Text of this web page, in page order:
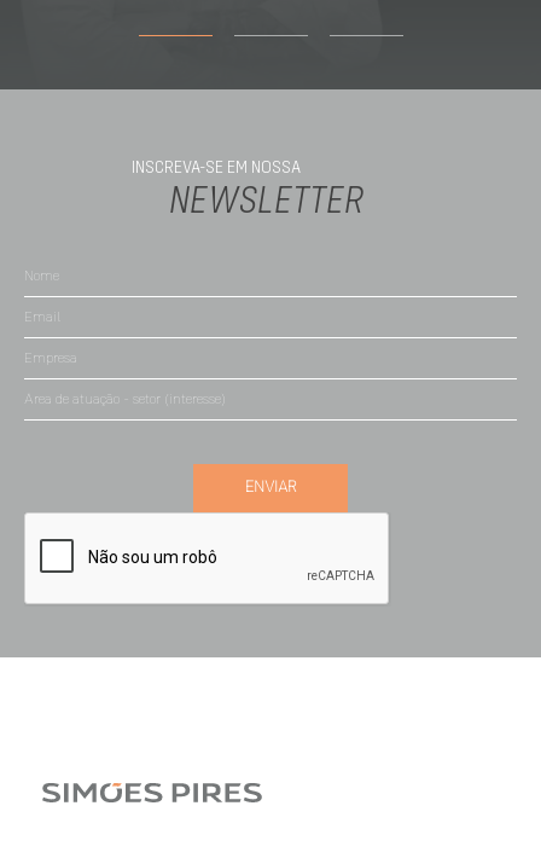
INSCREVA-SE EM NOSSA
NEWSLETTER